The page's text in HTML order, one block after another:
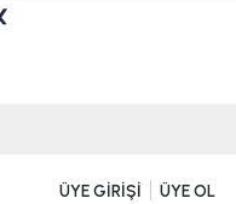
ÜYE GİRİŞİ ÜYE OL